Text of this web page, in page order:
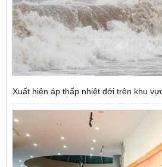
Xuất hiện áp thấp nhiệt đới trên khu